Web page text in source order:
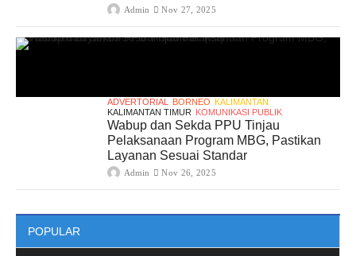
Admin Nov 27, 2025
ADVERTORIAL BORNEO KALIMANTAN
KALIMANTAN TIMUR KOMUNIKASI PUBLIK
Wabup dan Sekda PPU Tinjau
Pelaksanaan Program MBG, Pastikan
Layanan Sesuai Standar
Admin Nov 26, 2025
POPULAR